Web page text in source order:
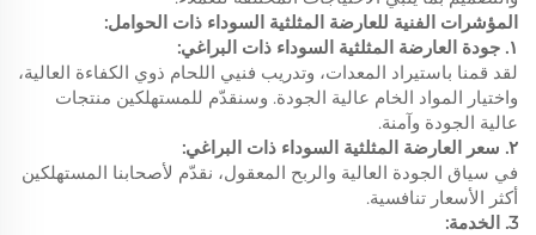
المؤشرات الفنية للعارضة المثلثية السوداء ذات الحوامل:
١. جودة العارضة المثلثية السوداء ذات البراغي:
لقد قمنا باستيراد المعدات، وتدريب فنيي اللحام ذوي الكفاءة العالية،
واختيار المواد الخام عالية الجودة. وسنقدّم للمستهلكين منتجات
عالية الجودة وآمنة.
٢. سعر العارضة المثلثية السوداء ذات البراغي:
في سياق الجودة العالية والربح المعقول، نقدّم لأصحابنا المستهلكين
أكثر الأسعار تنافسية.
3. الخدمة: